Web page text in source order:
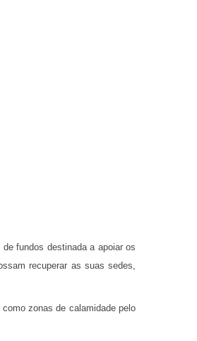
fundos destinada a apoiar os
recuperar as suas sedes,
zonas de calamidade pelo